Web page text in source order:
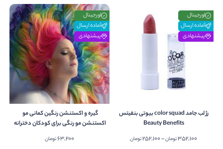
اورجینال
آماده ارسال
پیشنهادی
رژ لب جامد color squad بیوتی بنفیتس
Beauty Benefits
352,100تومان–
252,100تومان
اورجینال
آماده ارسال
پیشنهادی
گیره و اکستنشن رنگین کمانی مو
اکستنشن مو رنگی برای کودکان دخترانه
هایلایت..
63,200تومان